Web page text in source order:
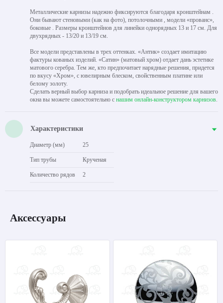
Металлические карнизы надежно фиксируются благодаря кронштейнам .
Они бывают стеновыми (как на фото), потолочными , модели «прованс»,
боковые . Размеры кронштейнов для линейки однорядных 13 и 17 см. Для
двухрядных - 13/20 и 13/19 см.
Все модели представлены в трех оттенках. «Антик» создает имитацию
фактуры кованых изделий. «Сатин» (матовый хром) отдает дань эстетике
матового серебра. Тем же, кто предпочитает нарядные решения, придется
по вкусу «Хром», с ювелирным блеском, свойственным платине или
белому золоту.
Сделать верный выбор карниза и подобрать идеальное решение для вашего
окна вы можете самостоятельно с нашим онлайн-конструктором карнизов.
Характеристики
Диаметр (мм) 25
Тип трубы Крученая
Количество рядов 2
Аксессуары